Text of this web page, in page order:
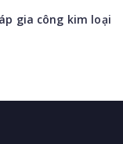
gia công kim loại